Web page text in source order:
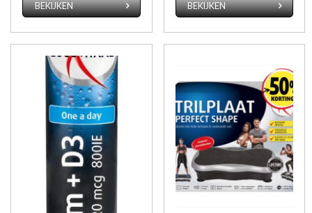
BEKIJKEN BEKIJKEN